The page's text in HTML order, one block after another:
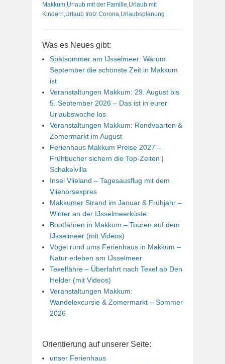
Makkum Urlaub mit der Familie Urlaub mit
Kindern Urlaub trotz Corona Urlaubsplanung
Was es Neues gibt:
Spätsommer am IJsselmeer: Warum
September die schönste Zeit in Makkum
ist
Veranstaltungen Makkum: 29. August bis
5. September 2026 – Das ist in eurer
Urlaubswoche los
Veranstaltungen Makkum: Rondvaarten &
Zomermarkt im August
Ferienhaus Makkum Preise 2027 –
Frühbucher sichern die Top-Zeiten |
Schakelvilla
Insel Vlieland – Tagesausflug mit dem
Vliehorsexpres
Makkumer Strand im Januar & Frühjahr –
Winter an der IJsselmeerküste
Bootfahren in Makkum – Touren auf dem
IJsselmeer (mit Videos)
Vögel rund ums Ferienhaus in Makkum –
Natur erleben am IJsselmeer
Texelfähre – Überfahrt nach Texel ab Den
Helder (mit Videos)
Veranstaltungen Makkum:
Wandelexcursie & Zomermarkt – Sommer
2026
Orientierung auf unserer Seite:
unser Ferienhaus